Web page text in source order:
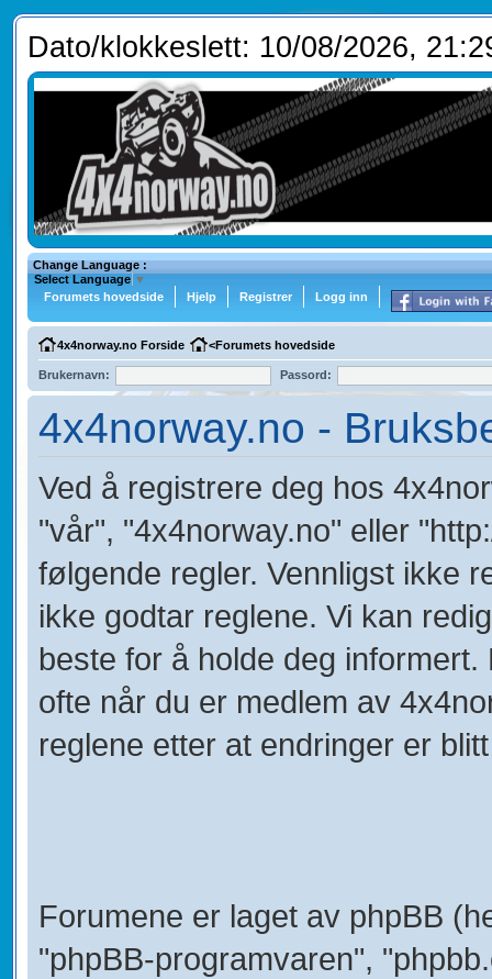
Dato/klokkeslett: 10/08/2026,
Change Language :
Select Language ▼
Forumets hovedside
Hjelp Registrer Logg inn
4x4norway.no Forside <Forumets hovedside
Brukernavn: Passord:
4x4norway.no -
Ved å registrere deg hos
"vår", "4x4norway.no" eller
følgende regler. Vennligst ikke
ikke godtar reglene. Vi kan
beste for å holde deg
ofte når du er medlem av
reglene etter at endringer er
Forumene er laget av phpBB
"phpBB-programvaren",